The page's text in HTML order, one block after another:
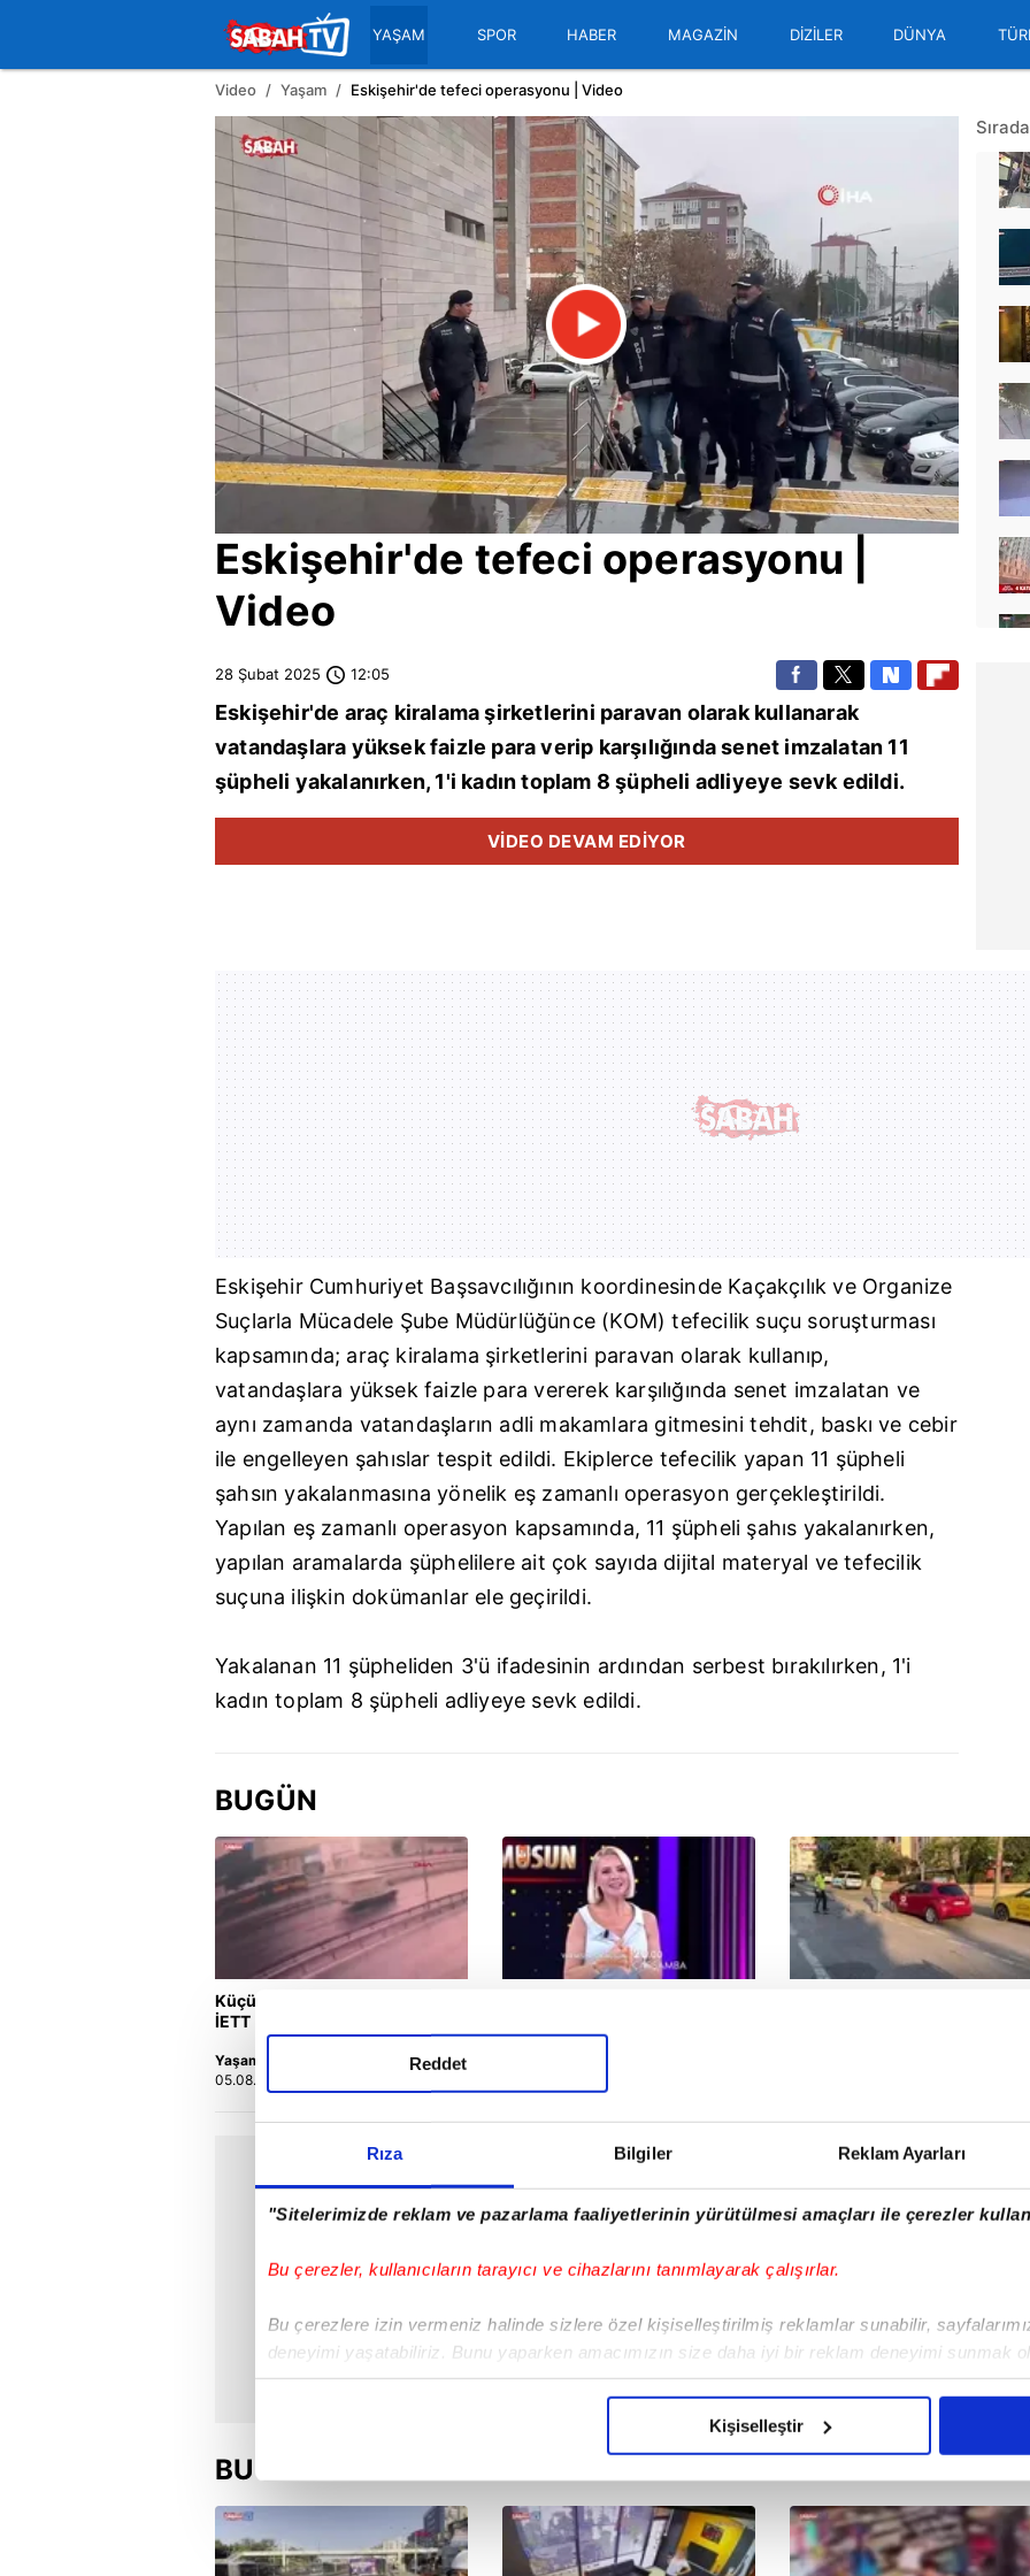
Rıza Bilgiler Reklam Ayarları
"Sitelerimizde reklam ve pazarlama faaliyetlerinin yürütülmesi amaçları ile çerezler
Bu çerezler, kullanıcıların tarayıcı ve cihazlarını tanımlayarak çalışırlar.
Bu çerezlere izin vermeniz halinde sizlere özel kişiselleştirilmiş reklamlar sunabilir,
deneyimi yaşatabiliriz. Bunu yaparken amacımızın size daha iyi bir reklam deneyimi sunmak
içerikleri sunabilmek adına elimizden gelen çabayı gösterdiğimizi ve bu noktada, reklamların
Sizlere daha iyi bir hizmet sunabilmek için İnternet Sitemizde kendimize ve üçüncü kişilere ait
çerezler vasıtasıyla çeşitli kişisel verileriniz işlenmekte olup gerekli olan çerezler bilgi toplumu
Reddet
Kişiselleştir
YAŞAM SPOR HABER MAGAZİN DİZİLER DÜNYA
Video Yaşam Eskişehir'de tefeci operasyonu | Video
Eskişehir'de tefeci operasyonu |
Video
28 Şubat 2025 12:05
Eskişehir'de araç kiralama şirketlerini paravan olarak kullanarak
vatandaşlara yüksek faizle para verip karşılığında senet imzalatan 11
şüpheli yakalanırken, 1'i kadın toplam 8 şüpheli adliyeye sevk edildi.
VİDEO DEVAM EDİYOR
EskişehirCumhuriyet Başsavcılığının koordinesinde Kaçakçılık ve Organize
Suçlarla Mücadele Şube Müdürlüğünce (KOM) tefecilik suçu soruşturması
kapsamında; araç kiralama şirketlerini paravan olarak kullanıp,
vatandaşlara yüksek faizle para vererek karşılığında senet imzalatan ve
aynı zamanda vatandaşların adli makamlara gitmesini tehdit, baskı ve cebir
ile engelleyen şahıslar tespit edildi. Ekiplerce tefecilik yapan 11 şüpheli
şahsın yakalanmasına yönelik eş zamanlı operasyon gerçekleştirildi.
Yapılan eş zamanlı operasyon kapsamında, 11 şüpheli şahıs yakalanırken,
yapılan aramalarda şüphelilere ait çok sayıda dijital materyal ve tefecilik
suçuna ilişkin dokümanlar ele geçirildi.
Yakalanan 11 şüpheliden 3'ü ifadesinin ardından serbest bırakılırken, 1'i
kadın toplam 8 şüpheli adliyeye sevk edildi.
BUGÜN
Küçükçekmece'de otomobilin
İETT otobüsüne çarptığı kaza
kamerada | Video
Yaşam
05.08.2026 | 14:28
BU HAFTA